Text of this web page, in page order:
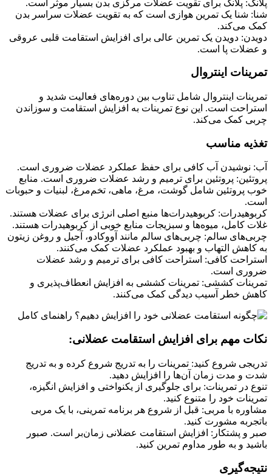
پلانک: پلانک برای تقویت عضلات مرکزی بدن بسیار موثر است.
شنا: شنا یک تمرین هوازی است که به تقویت عضلات سراسر بدن
کمک می‌کند.
دویدن: دویدن یک تمرین عالی برای افزایش استقامت قلبی عروقی
و عضلات پا است.
تمرینات اینتروال
تمرینات اینتروال شامل تناوب بین دوره‌های فعالیت شدید و
استراحت است. این نوع تمرینات به افزایش استقامت و سوزاندن
چربی کمک می‌کند.
تغذیه مناسب
آب: نوشیدن آب کافی برای حفظ عملکرد عضلات ضروری است.
پروتئین: پروتئین برای ترمیم و رشد عضلات ضروری است. منابع
خوب پروتئین شامل گوشت، مرغ، ماهی، تخم‌مرغ، لبنیات و حبوبات
است.
کربوهیدرات: کربوهیدرات‌ها منبع اصلی انرژی برای عضلات هستند.
غلات کامل، میوه‌ها و سبزیجات منابع خوبی از کربوهیدرات هستند.
چربی‌های سالم: چربی‌های سالم مانند آووکادو، آجیل و روغن زیتون
به کاهش التهاب و بهبود عملکرد عضلات کمک می‌کنند.
استراحت کافی: استراحت کافی برای ترمیم و رشد عضلات
ضروری است.
تمرینات کششی: تمرینات کششی به افزایش انعطاف‌پذیری و
کاهش خطر آسیب دیدگی کمک می‌کنند.
نکات مهم برای افزایش استقامت عضلانی:
تدریجی شروع کنید: تمرینات را به تدریج شروع کرده و به تدریج
شدت و مدت زمان آن‌ها را افزایش دهید.
تنوع در تمرینات: برای جلوگیری از یکنواختی و افزایش انگیزه،
تمرینات خود را متنوع کنید.
مشاوره با مربی: قبل از شروع هر برنامه تمرینی، با یک مربی
باتجربه مشورت کنید.
صبر و پشتکار: افزایش استقامت عضلانی زمان‌بر است. صبور
باشید و به طور مداوم تمرین کنید.
نتیجه‌گیری